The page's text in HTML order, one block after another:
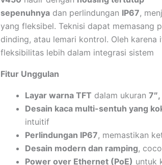
sepenuhnyadan perlindungan IP67,
yang fleksibel. Teknisi dapat memasang
dinding, atau lemari kontrol. Oleh karena
fleksibilitas lebih dalam integrasi sistem
Fitur Unggulan
Layar warna TFT dalam ukuran 7″,
Desain kaca multi-sentuh yang
intuitif
Perlindungan IP67, memastikan
Desain modern dan ramping,
Power over Ethernet (PoE) untuk